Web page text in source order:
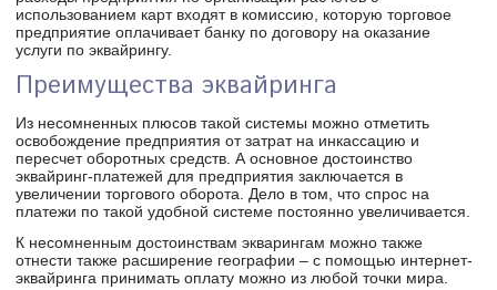
использованием карт входят в комиссию, которую торговое
предприятие оплачивает банку по договору на оказание
услуги по эквайрингу.
Преимущества эквайринга
Из несомненных плюсов такой системы можно отметить
освобождение предприятия от затрат на инкассацию и
пересчет оборотных средств. А основное достоинство
эквайринг-платежей для предприятия заключается в
увеличении торгового оборота. Дело в том, что спрос на
платежи по такой удобной системе постоянно увеличивается.
К несомненным достоинствам экварингам можно также
отнести также расширение географии – с помощью интернет-
эквайринга принимать оплату можно из любой точки мира.